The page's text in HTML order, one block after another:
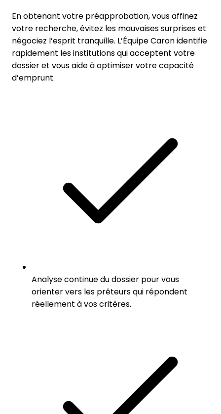
En obtenant votre préapprobation, vous affinez
votre recherche, évitez les mauvaises surprises et
négociez l’esprit tranquille. L’Équipe Caron identifie
rapidement les institutions qui acceptent votre
dossier et vous aide à optimiser votre capacité
d’emprunt.
Analyse continue du dossier pour vous
orienter vers les prêteurs qui répondent
réellement à vos critères.